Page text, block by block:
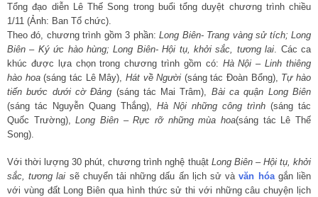
Tổng đạo diễn Lê Thế Song trong buổi tổng duyệt chương trình chiều
1/11 (Ảnh: Ban Tổ chức).
Theo đó, chương trình gồm 3 phần:Long Biên- Trang vàng sử tích; Long
Biên – Ký ức hào hùng; Long Biên- Hội tụ, khởi sắc, tương lai . Các ca
khúc được lựa chọn trong chương trình gồm có: Hà Nội – Linh thiêng
hào hoa(sáng tác Lê Mây), Hát về Người (sáng tác Đoàn Bổng), Tự hào
tiến bước dưới cờ Đảng (sáng tác Mai Trâm), Bài ca quận Long Biên
(sáng tác Nguyễn Quang Thắng), Hà Nội những công trình (sáng tác
Quốc Trường),Long Biên – Rực rỡ những mùa hoa(sáng tác Lê Thế
Song).
Với thời lượng 30 phút, chương trình nghệ thuật Long Biên – Hội tụ, khởi
sắc, tương lai sẽ chuyển tải những dấu ấn lịch sử vàvăn hóagắn liền
với vùng đất Long Biên qua hình thức sử thi với những câu chuyện lịch